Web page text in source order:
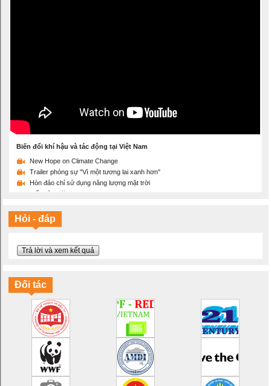
Biến đổi khí hậu và tác động tại Việt Nam
New Hope on Climate Change
Trailer phóng sự "Vì một tương lai xanh hơn"
Hòn đảo chỉ sử dụng năng lượng mặt trời
Ý thức bảo vệ môi trường là gì?
Thông điệp ý nghĩa và sáng tạo về bảo vệ Mẹ Thiên nhiên
Máy tập thể dục bảo vệ môi trường
Biến đổi khí hậu và một tương lai lạc quan
100% năng lượng tái tạo
Mục tiêu cho khí hậu và năng lượng của EU vào năm 2030
Hãy tiết kiệm năng lượng!
Bạn có hiểu đúng về biến đổi khí hậu?
Ngày Đại dương Thế giới 2016: Lời hứa với đại dương
Thế giới đại dương trên tranh vẽ
Hổ: Tôi không phải tấm thảm!
Những chú voi: Tôi không phải đồ rẻ tiền!
Sừng tê giác không phải thuốc chữa bệnh!
Hỏi - đáp
Trả lời và xem kết quả
Đối tác